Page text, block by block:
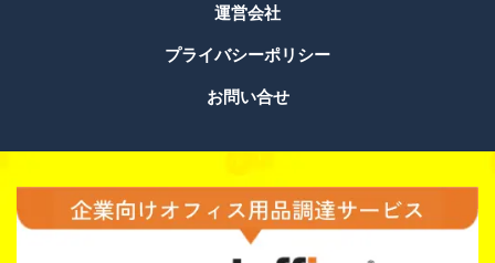
運営会社
プライバシーポリシー
お問い合せ